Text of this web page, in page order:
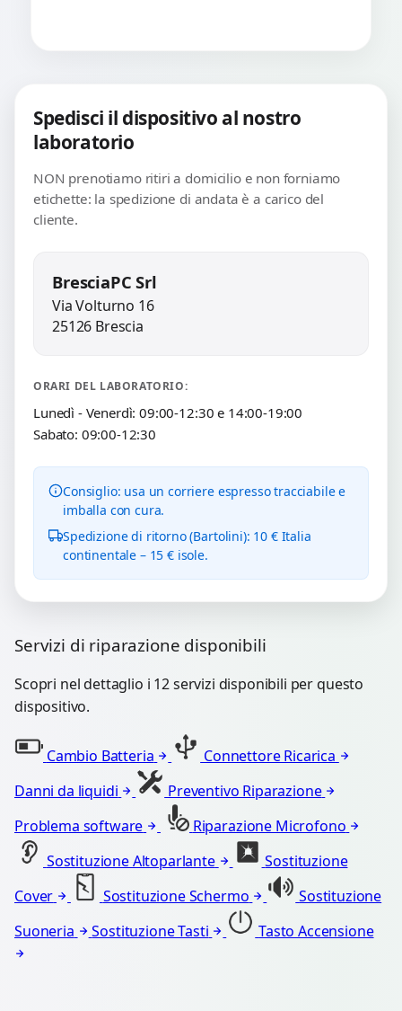
Spedisci il dispositivo al nostro
laboratorio
NON prenotiamo ritiri a domicilio e non forniamo
etichette: la spedizione di andata è a carico del
cliente.
BresciaPC Srl
Via Volturno 16
25126 Brescia
ORARI DEL LABORATORIO:
Lunedì - Venerdì: 09:00-12:30 e 14:00-19:00
Sabato: 09:00-12:30
Consiglio: usa un corriere espresso tracciabile e
imballa con cura.
Spedizione di ritorno (Bartolini): 10 € Italia
continentale – 15 € isole.
Servizi di riparazione disponibili
Scopri nel dettaglio i 12 servizi disponibili per questo
dispositivo.
Cambio Batteria
Connettore Ricarica
Danni da liquidi
Preventivo Riparazione
Problema software
Riparazione Microfono
Sostituzione Altoparlante
Sostituzione
Cover
Sostituzione Schermo
Sostituzione
Suoneria
Sostituzione Tasti Tasto Accensione